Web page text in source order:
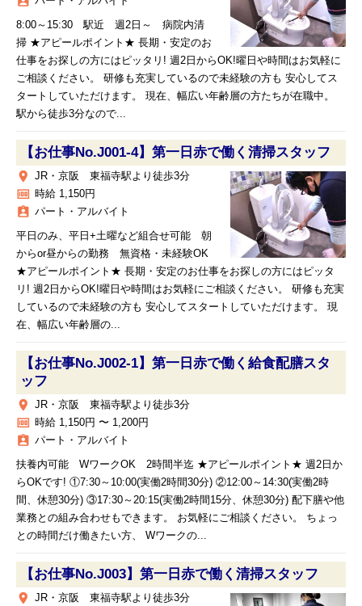
8:00～15:30 駅近 週2日～ 病院内清
掃 ★アピールポイント★ 長期・安定のお
仕事をお探しの方にはピッタリ! 週2日からOK!曜日や時間はお気軽に
ご相談ください。 研修も充実しているので未経験の方も 安心してス
タートしていただけます。 現在、幅広い年齢層の方たちが在職中。
駅から徒歩3分なので...
【お仕事No.J001-4】第一日赤で働く清掃スタッフ
place JR・京阪 東福寺駅より徒歩3分
money 時給 1,150円
assignment_ind パート・アルバイト
平日のみ、平日+土曜など組合せ可能 朝
からor昼からの勤務 無資格・未経験OK
★アピールポイント★ 長期・安定のお仕事をお探しの方にはピッタ
リ! 週2日からOK!曜日や時間はお気軽にご相談ください。 研修も充実
しているので未経験の方も 安心してスタートしていただけます。 現
在、幅広い年齢層の...
【お仕事No.J002-1】第一日赤で働く給食配膳スタ
ッフ
place JR・京阪 東福寺駅より徒歩3分
money 時給 1,150円 〜 1,200円
assignment_ind パート・アルバイト
扶養内可能 WワークOK 2時間半迄 ★アピールポイント★ 週2日か
らOKです! ①7:30～10:00(実働2時間30分) ②12:00～14:30(実働2時
間、休憩30分) ③17:30～20:15(実働2時間15分、休憩30分) 配下膳や他
業務との組み合わせもできます。 お気軽にご相談ください。 ちょっ
との時間だけ働きたい方、 Wワークの...
【お仕事No.J003】第一日赤で働く清掃スタッフ
place JR・京阪 東福寺駅より徒歩3分